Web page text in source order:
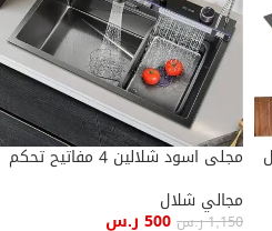
مجلى اسود شلالين 4 مفاتيح تحكم
مجالي شلال
1,150ر.س 500 ر.س